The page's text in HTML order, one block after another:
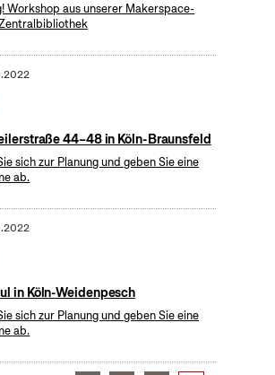
Workshop aus unserer Makerspace-
44–48 in Köln-Braunsfeld
sich zur Planung und geben Sie eine
ab.
in Köln-Weidenpesch
sich zur Planung und geben Sie eine
ab.